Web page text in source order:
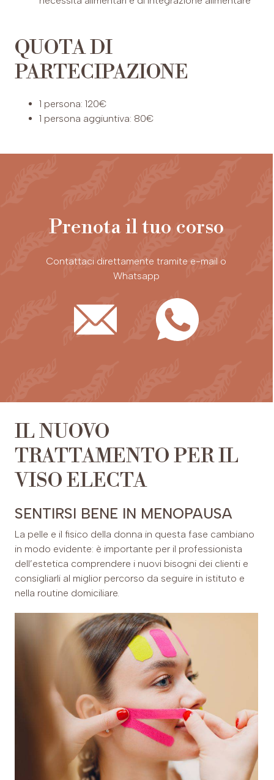
QUOTA DI
PARTECIPAZIONE
1 persona: 120€
1 persona aggiuntiva: 80€
Prenota il tuo corso
Contattaci direttamente tramite e-mail o
Whatsapp
IL NUOVO
TRATTAMENTO PER IL
VISO ELECTA
SENTIRSI BENE IN MENOPAUSA
La pelle e il fisico della donna in questa fase cambiano
in modo evidente: è importante per il professionista
dell’estetica comprendere i nuovi bisogni dei clienti e
consigliarli al miglior percorso da seguire in istituto e
nella routine domiciliare.